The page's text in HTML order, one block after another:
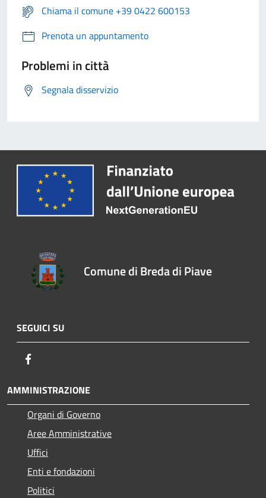
Chiama il comune +39 0422 600153
Prenota un appuntamento
Problemi in città
Segnala disservizio
Comune di Breda di Piave
SEGUICI SU
AMMINISTRAZIONE
Organi di Governo
Aree Amministrative
Uffici
Enti e fondazioni
Politici